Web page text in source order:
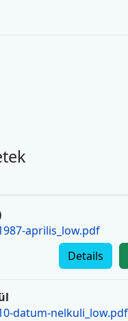
aprilis_low.pdf
Details
datum-nelkuli_low.pdf